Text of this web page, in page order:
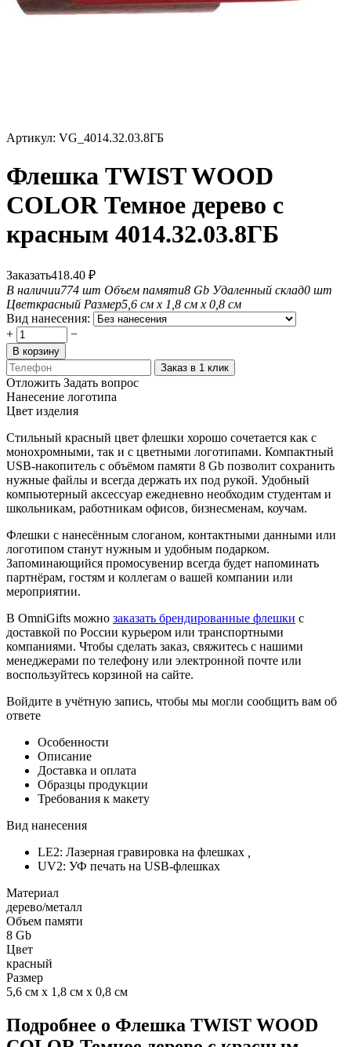
Артикул: VG_4014.32.03.8ГБ
Флешка TWIST WOOD
COLOR Темное дерево с
красным 4014.32.03.8ГБ
Заказать418.40 ₽
В наличии774 шт Объем памяти8 Gb Удаленный склад0 шт
Цветкрасный Размер5,6 см х 1,8 см х 0,8 см
Вид нанесения:
+
−
В корзину
Заказ в 1 клик
Отложить Задать вопрос
Нанесение логотипа
Цвет изделия
Стильный красный цвет флешки хорошо сочетается как с
монохромными, так и с цветными логотипами. Компактный
USB-накопитель с объёмом памяти 8 Gb позволит сохранить
нужные файлы и всегда держать их под рукой. Удобный
компьютерный аксессуар ежедневно необходим студентам и
школьникам, работникам офисов, бизнесменам, коучам.
Флешки с нанесённым слоганом, контактными данными или
логотипом станут нужным и удобным подарком.
Запоминающийся промосувенир всегда будет напоминать
партнёрам, гостям и коллегам о вашей компании или
мероприятии.
В OmniGifts можно заказать брендированные флешки с
доставкой по России курьером или транспортными
компаниями. Чтобы сделать заказ, свяжитесь с нашими
менеджерами по телефону или электронной почте или
воспользуйтесь корзиной на сайте.
Войдите в учётную запись, чтобы мы могли сообщить вам об
ответе
Особенности
Описание
Доставка и оплата
Образцы продукции
Требования к макету
Вид нанесения
LE2: Лазерная гравировка на флешках
UV2: УФ печать на USB-флешках
Материал
дерево/металл
Объем памяти
8 Gb
Цвет
красный
Размер
5,6 см х 1,8 см х 0,8 см
Подробнее о Флешка TWIST WOOD